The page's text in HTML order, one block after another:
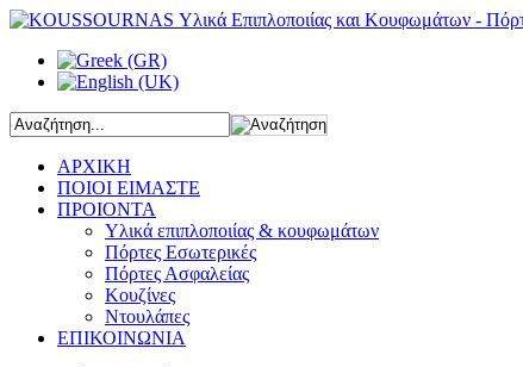
ΑΡΧΙΚΗ
ΠΟΙΟΙ ΕΙΜΑΣΤΕ
ΠΡΟΙΟΝΤΑ
Υλικά επιπλοποιίας & κουφωμάτων
Πόρτες Εσωτερικές
Πόρτες Ασφαλείας
Κουζίνες
Ντουλάπες
ΕΠΙΚΟΙΝΩΝΙΑ